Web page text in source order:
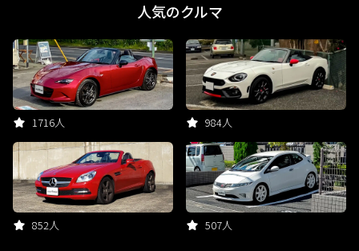
人気のクルマ
1716人 984人
852人 507人